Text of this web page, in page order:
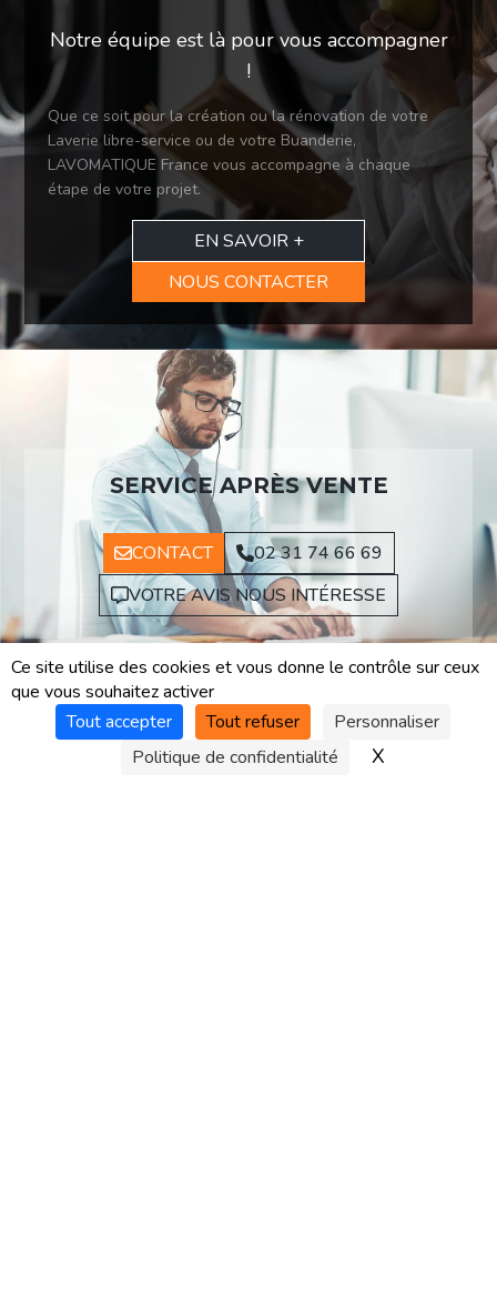
Ce site utilise des cookies et vous donne le contrôle sur ceux
que vous souhaitez activer
Tout accepter
Tout refuser
Personnaliser
Politique de confidentialité
X
Notre équipe est là pour vous accompagner
!
Que ce soit pour la création ou la rénovation de votre
Laverie libre-service ou de votre Buanderie,
LAVOMATIQUE France vous accompagne à chaque
étape de votre projet.
EN SAVOIR +
NOUS CONTACTER
SERVICE APRÈS VENTE
CONTACT
VOTRE AVIS NOUS INTÉRESSE
02 31 74 66 69